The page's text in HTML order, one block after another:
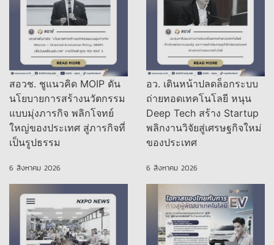
สอวช. ชูแนวคิด MOIP ดัน
นโยบายการสร้างนวัตกรรม
แบบมุ่งภารกิจ พลิกโจทย์
ใหญ่ของประเทศ สู่ภารกิจที่
เป็นรูปธรรม
6 สิงหาคม 2026
อว. เดินหน้าปลดล็อกระบบ
ถ่ายทอดเทคโนโลยี หนุน
Deep Tech สร้าง Startup
พลิกงานวิจัยสู่เศรษฐกิจใหม่
ของประเทศ
6 สิงหาคม 2026